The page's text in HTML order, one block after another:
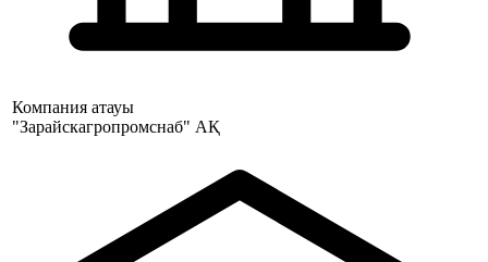
Компания атауы
"Зарайскагропромснаб" АҚ